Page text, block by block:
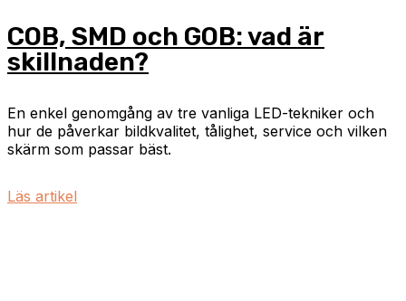
COB, SMD och GOB: vad är
skillnaden?
En enkel genomgång av tre vanliga LED-tekniker och
hur de påverkar bildkvalitet, tålighet, service och vilken
skärm som passar bäst.
Läs artikel